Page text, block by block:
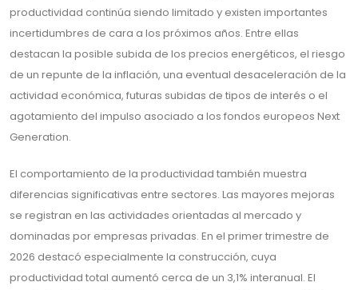
productividad continúa siendo limitado y existen importantes
incertidumbres de cara a los próximos años. Entre ellas
destacan la posible subida de los precios energéticos, el riesgo
de un repunte de la inflación, una eventual desaceleración de la
actividad económica, futuras subidas de tipos de interés o el
agotamiento del impulso asociado a los fondos europeos Next
Generation.
El comportamiento de la productividad también muestra
diferencias significativas entre sectores. Las mayores mejoras
se registran en las actividades orientadas al mercado y
dominadas por empresas privadas. En el primer trimestre de
2026 destacó especialmente la construcción, cuya
productividad total aumentó cerca de un 3,1% interanual. El